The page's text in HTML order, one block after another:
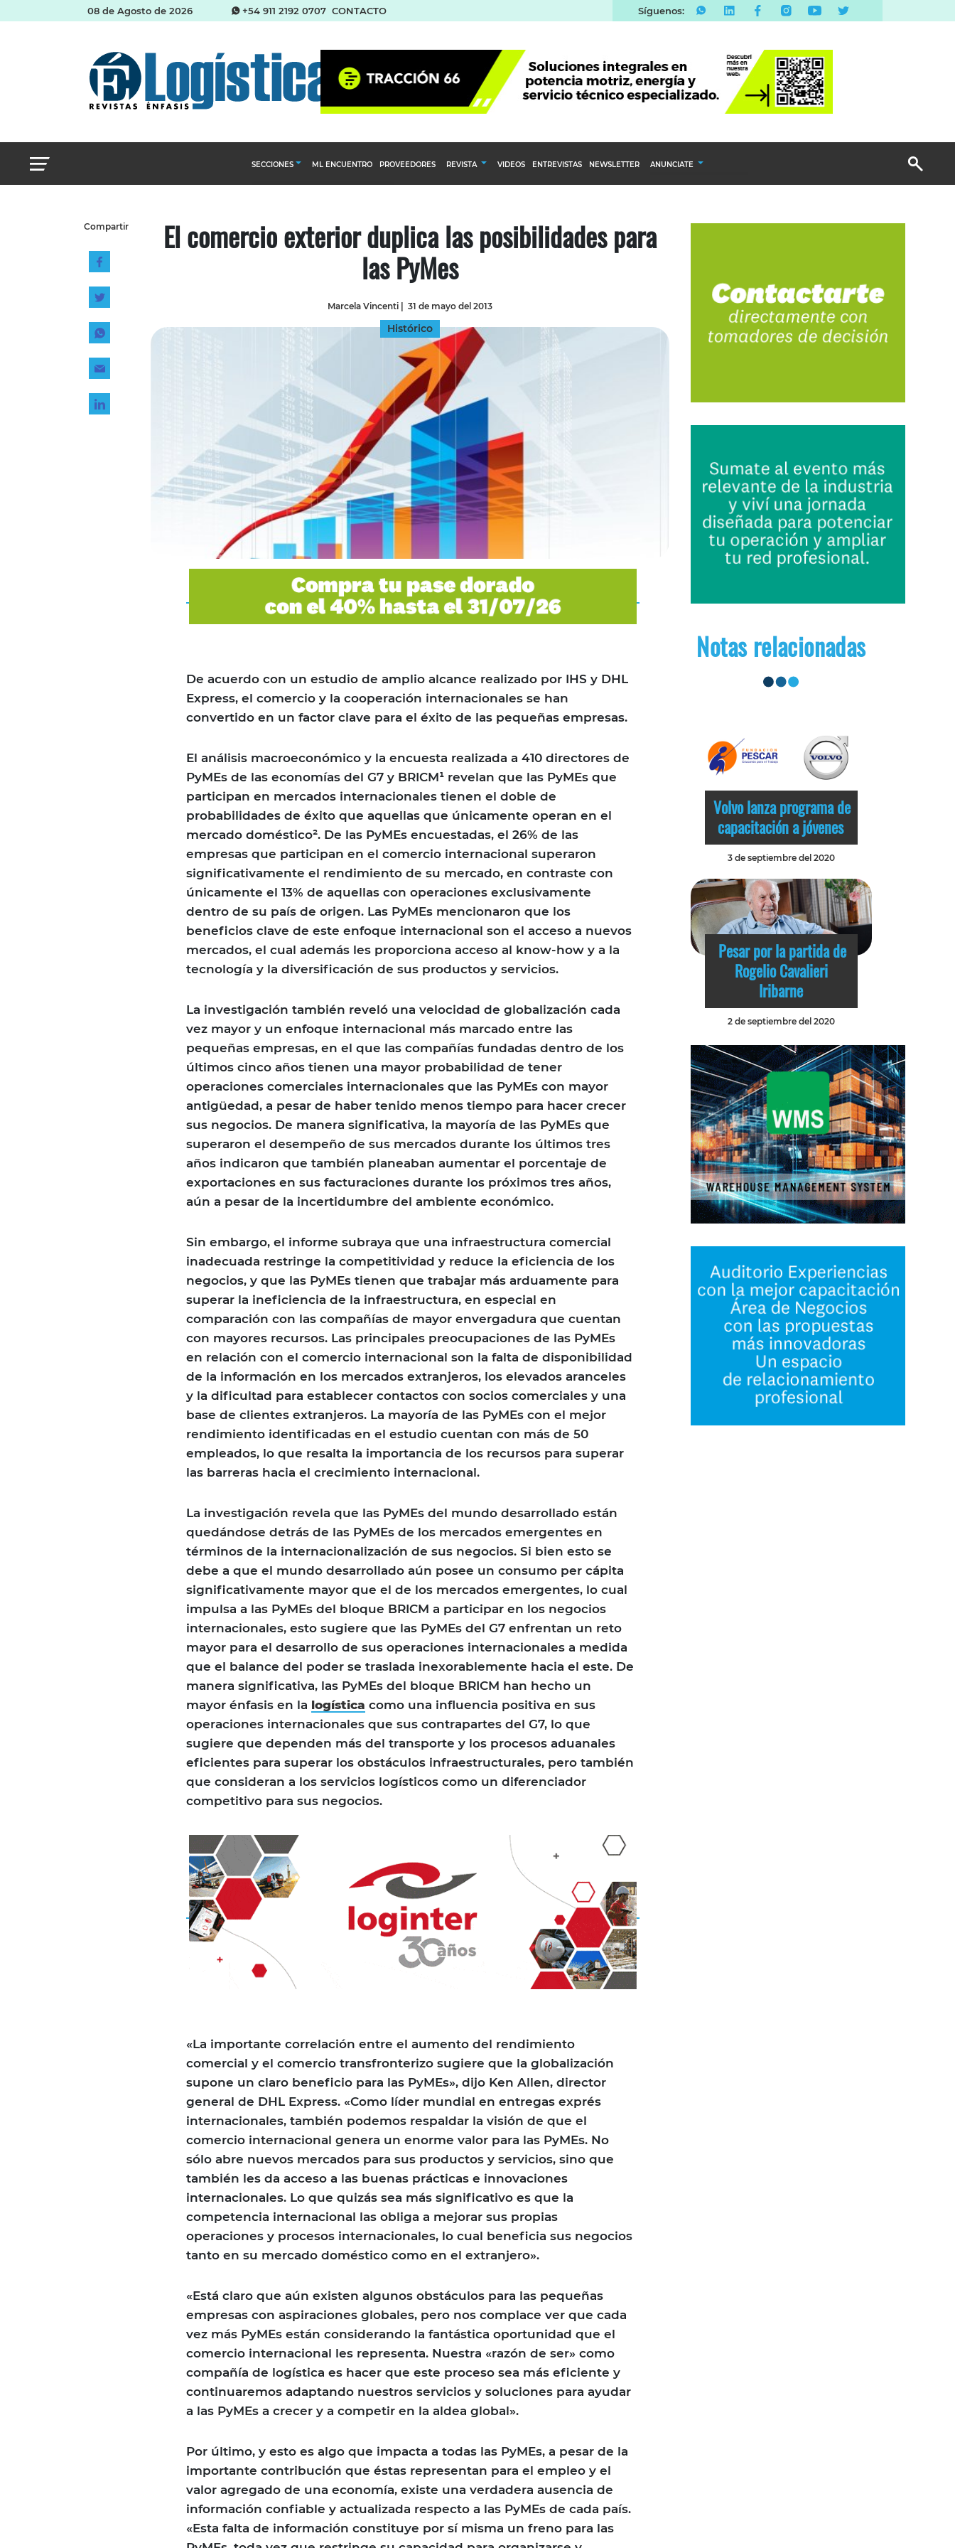
08 de Agosto de 2026 +54 911 2192 0707 CONTACTO Síguenos:
SECCIONES
Almacenes e inventarios
Cadena de Suministro del Agro
Tecnología
ML ENCUENTRO PROVEEDORES REVISTA
INGRESAR
VIDEOS ENTREVISTAS NEWSLETTER ANUNCIATE
Email Marketing
Compartir El comercio exterior duplica las posibilidades para
las PyMes
Marcela Vincenti 31 de mayo del 2013
Histórico
De acuerdo con un estudio de amplio alcance realizado por IHS y DHL
Express, el comercio y la cooperación internacionales se han
convertido en un factor clave para el éxito de las pequeñas empresas.
El análisis macroeconómico y la encuesta realizada a 410 directores de
PyMEs de las economías del G7 y BRICM¹ revelan que las PyMEs que
participan en mercados internacionales tienen el doble de
probabilidades de éxito que aquellas que únicamente operan en el
mercado doméstico². De las PyMEs encuestadas, el 26% de las
empresas que participan en el comercio internacional superaron
significativamente el rendimiento de su mercado, en contraste con
únicamente el 13% de aquellas con operaciones exclusivamente
dentro de su país de origen. Las PyMEs mencionaron que los
beneficios clave de este enfoque internacional son el acceso a nuevos
mercados, el cual además les proporciona acceso al know-how y a la
tecnología y la diversificación de sus productos y servicios.
La investigación también reveló una velocidad de globalización cada
vez mayor y un enfoque internacional más marcado entre las
pequeñas empresas, en el que las compañías fundadas dentro de los
últimos cinco años tienen una mayor probabilidad de tener
operaciones comerciales internacionales que las PyMEs con mayor
antigüedad, a pesar de haber tenido menos tiempo para hacer crecer
sus negocios. De manera significativa, la mayoría de las PyMEs que
superaron el desempeño de sus mercados durante los últimos tres
años indicaron que también planeaban aumentar el porcentaje de
exportaciones en sus facturaciones durante los próximos tres años,
aún a pesar de la incertidumbre del ambiente económico.
Sin embargo, el informe subraya que una infraestructura comercial
inadecuada restringe la competitividad y reduce la eficiencia de los
negocios, y que las PyMEs tienen que trabajar más arduamente para
superar la ineficiencia de la infraestructura, en especial en
comparación con las compañías de mayor envergadura que cuentan
con mayores recursos. Las principales preocupaciones de las PyMEs
en relación con el comercio internacional son la falta de disponibilidad
de la información en los mercados extranjeros, los elevados aranceles
y la dificultad para establecer contactos con socios comerciales y una
base de clientes extranjeros. La mayoría de las PyMEs con el mejor
rendimiento identificadas en el estudio cuentan con más de 50
empleados, lo que resalta la importancia de los recursos para superar
las barreras hacia el crecimiento internacional.
La investigación revela que las PyMEs del mundo desarrollado están
quedándose detrás de las PyMEs de los mercados emergentes en
términos de la internacionalización de sus negocios. Si bien esto se
debe a que el mundo desarrollado aún posee un consumo per cápita
significativamente mayor que el de los mercados emergentes, lo cual
impulsa a las PyMEs del bloque BRICM a participar en los negocios
internacionales, esto sugiere que las PyMEs del G7 enfrentan un reto
mayor para el desarrollo de sus operaciones internacionales a medida
que el balance del poder se traslada inexorablemente hacia el este. De
manera significativa, las PyMEs del bloque BRICM han hecho un
mayor énfasis en la logística como una influencia positiva en sus
operaciones internacionales que sus contrapartes del G7, lo que
sugiere que dependen más del transporte y los procesos aduanales
eficientes para superar los obstáculos infraestructurales, pero también
que consideran a los servicios logísticos como un diferenciador
competitivo para sus negocios.
«La importante correlación entre el aumento del rendimiento
comercial y el comercio transfronterizo sugiere que la globalización
supone un claro beneficio para las PyMEs», dijo Ken Allen, director
general de DHL Express. «Como líder mundial en entregas exprés
internacionales, también podemos respaldar la visión de que el
comercio internacional genera un enorme valor para las PyMEs. No
sólo abre nuevos mercados para sus productos y servicios, sino que
también les da acceso a las buenas prácticas e innovaciones
internacionales. Lo que quizás sea más significativo es que la
competencia internacional las obliga a mejorar sus propias
operaciones y procesos internacionales, lo cual beneficia sus negocios
tanto en su mercado doméstico como en el extranjero».
«Está claro que aún existen algunos obstáculos para las pequeñas
empresas con aspiraciones globales, pero nos complace ver que cada
vez más PyMEs están considerando la fantástica oportunidad que el
comercio internacional les representa. Nuestra «razón de ser» como
compañía de logística es hacer que este proceso sea más eficiente y
continuaremos adaptando nuestros servicios y soluciones para ayudar
a las PyMEs a crecer y a competir en la aldea global».
Por último, y esto es algo que impacta a todas las PyMEs, a pesar de la
importante contribución que éstas representan para el empleo y el
valor agregado de una economía, existe una verdadera ausencia de
información confiable y actualizada respecto a las PyMEs de cada país.
«Esta falta de información constituye por sí misma un freno para las
Notas relacionadas
Volvo lanza programa de
capacitación a jóvenes
3 de septiembre del 2020
Pesar por la partida de
Rogelio Cavalieri
Iribarne
2 de septiembre del 2020